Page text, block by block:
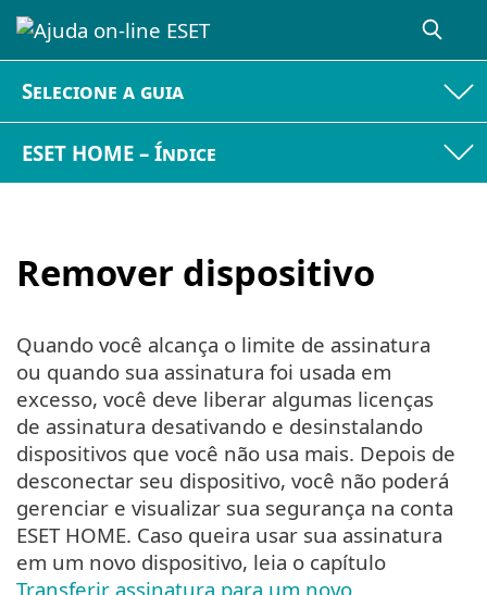
Selecione a guia
ESET HOME – Índice
Remover dispositivo
Quando você alcança o limite de assinatura
ou quando sua assinatura foi usada em
excesso, você deve liberar algumas licenças
de assinatura desativando e desinstalando
dispositivos que você não usa mais. Depois de
desconectar seu dispositivo, você não poderá
gerenciar e visualizar sua segurança na conta
ESET HOME. Caso queira usar sua assinatura
em um novo dispositivo, leia o capítulo
Transferir assinatura para um novo